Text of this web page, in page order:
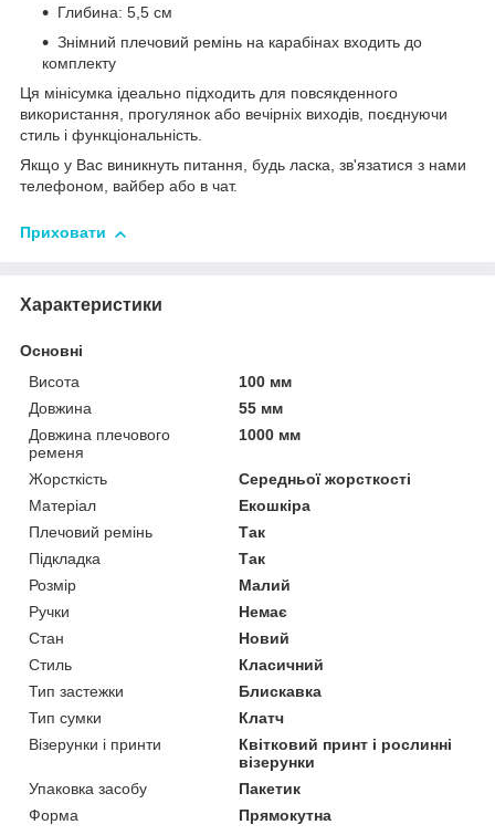
Глибина: 5,5 см
Знімний плечовий ремінь на карабінах входить до
комплекту
Ця мінісумка ідеально підходить для повсякденного
використання, прогулянок або вечірніх виходів, поєднуючи
стиль і функціональність.
Якщо у Вас виникнуть питання, будь ласка, зв'язатися з нами
телефоном, вайбер або в чат.
Приховати
Характеристики
Основні
Висота
100 мм
Довжина
55 мм
Довжина плечового
ременя
1000 мм
Жорсткість
Середньої жорсткості
Матеріал
Екошкіра
Плечовий ремінь
Так
Підкладка
Так
Розмір
Малий
Ручки
Немає
Стан
Новий
Стиль
Класичний
Тип застежки
Блискавка
Тип сумки
Клатч
Візерунки і принти
Квітковий принт і рослинні
візерунки
Упаковка засобу
Пакетик
Форма
Прямокутна